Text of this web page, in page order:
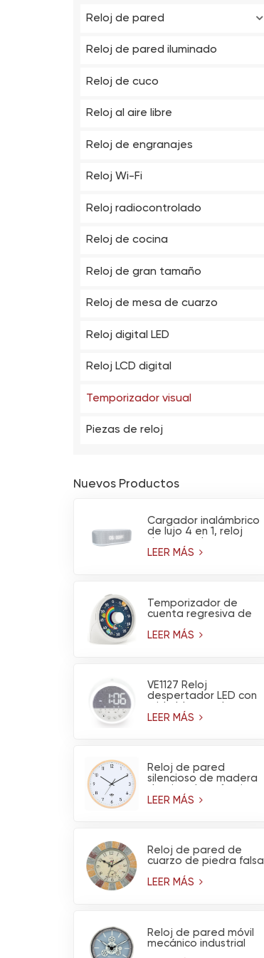
Reloj de pared
Reloj de pared iluminado
Reloj de cuco
Reloj al aire libre
Reloj de engranajes
Reloj Wi-Fi
Reloj radiocontrolado
Reloj de cocina
Reloj de gran tamaño
Reloj de mesa de cuarzo
Reloj digital LED
Reloj LCD digital
Temporizador visual
Piezas de reloj
Nuevos Productos
Cargador inalámbrico
de lujo 4 en 1, reloj
multifuncional,
LEER MÁS
Temporizador de
cuenta regresiva de
de arcoíris y
LEER MÁS
VE1127 Reloj
despertador LED con
nocturna
LEER MÁS
Reloj de pared
silencioso de madera
con pilas y tiene
LEER MÁS
Reloj de pared de
cuarzo de piedra falsa
con termómetro -
LEER MÁS
Reloj de pared móvil
mecánico industrial